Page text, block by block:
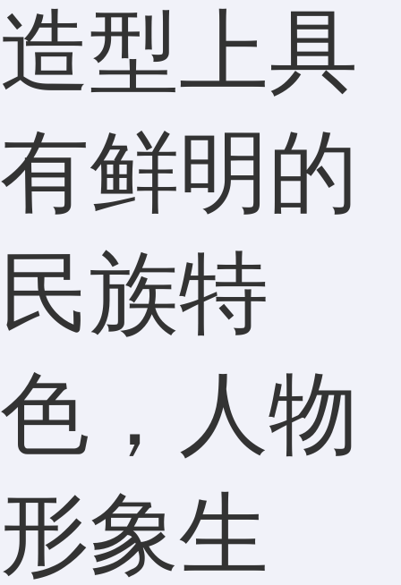
造型上具
有鲜明的
民族特
色，人物
形象生